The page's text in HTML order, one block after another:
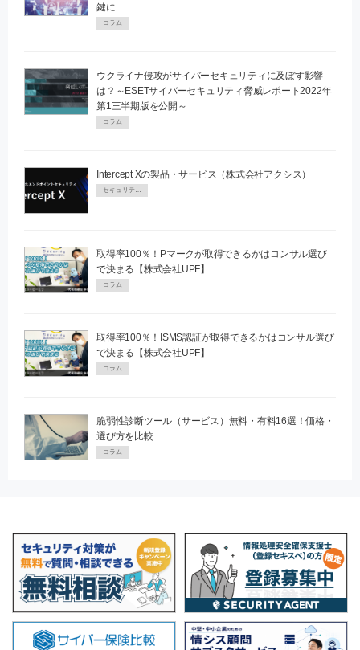
鍵に
コラム
ウクライナ侵攻がサイバーセキュリティに及ぼす影響
は？～ESETサイバーセキュリティ脅威レポート2022年
第1三半期版を公開～
コラム
Intercept Xの製品・サービス（株式会社アクシス）
取得率100％！Pマークが取得できるかはコンサル選び
で決まる【株式会社UPF】
コラム
取得率100％！ISMS認証が取得できるかはコンサル選び
で決まる【株式会社UPF】
コラム
脆弱性診断ツール（サービス）無料・有料16選！価格・
選び方を比較
コラム